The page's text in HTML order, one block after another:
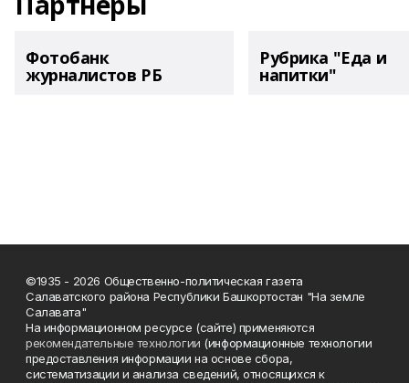
Фотобанк
журналистов РБ
Рубрика "Еда и
напитки"
©1935 - 2026 Общественно-политическая газета
Салаватского района Республики Башкортостан "На земле
Салавата"
На информационном ресурсе (сайте) применяются
рекомендательные технологии (информационные технологии
предоставления информации на основе сбора,
систематизации и анализа сведений, относящихся к